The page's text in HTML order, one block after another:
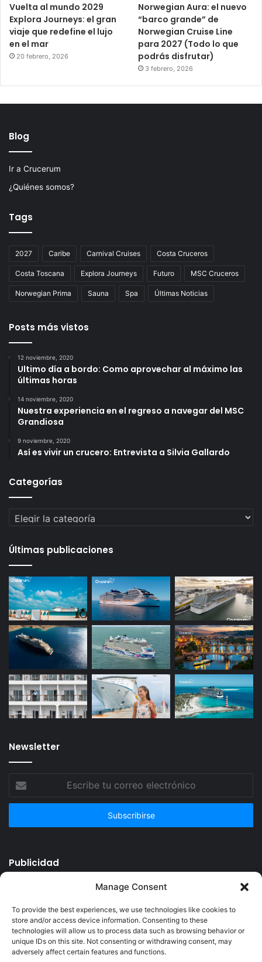
Manage Consent
To provide the best experiences, we use technologies like cookies to
store and/or access device information. Consenting to these
technologies will allow us to process data such as browsing behavior or
unique IDs on this site. Not consenting or withdrawing consent, may
adversely affect certain features and functions.
Vuelta al mundo 2029
Explora Journeys: el gran
viaje que redefine el lujo
en el mar
20 febrero, 2026
Norwegian Aura: el nuevo
“barco grande” de
Norwegian Cruise Line
para 2027 (Todo lo que
podrás disfrutar)
3 febrero, 2026
Blog
Ir a Crucerum
¿Quiénes somos?
Tags
2027 Caribe Carnival Cruises Costa Cruceros
Costa Toscana Explora Journeys Futuro MSC Cruceros
Norwegian Prima Sauna Spa Últimas Noticias
Posts más vistos
12 noviembre, 2020
Ultimo día a bordo: Como aprovechar al máximo las
últimas horas
14 noviembre, 2020
Nuestra experiencia en el regreso a navegar del MSC
Grandiosa
9 noviembre, 2020
Así es vivir un crucero: Entrevista a Silvia Gallardo
Categorías
Categorías
Últimas publicaciones
Newsletter
correo
Publicidad